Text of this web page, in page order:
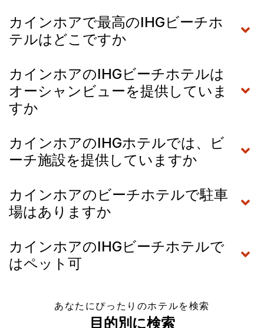
カインホアで最高のIHGビーチホ
テルはどこですか
カインホアのIHGビーチホテルは
オーシャンビューを提供していま
すか
カインホアのIHGホテルでは、ビ
ーチ施設を提供していますか
カインホアのビーチホテルで駐車
場はありますか
カインホアのIHGビーチホテルで
はペット可
あなたにぴったりのホテルを検索
目的別に検索